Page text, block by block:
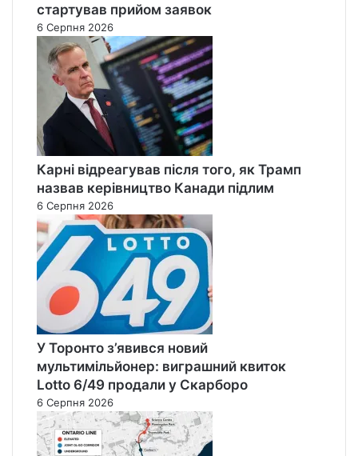
стартував прийом заявок
6 Серпня 2026
Карні відреагував після того, як Трамп
назвав керівництво Канади підлим
6 Серпня 2026
У Торонто з’явився новий
мультимільйонер: виграшний квиток
Lotto 6/49 продали у Скарборо
6 Серпня 2026